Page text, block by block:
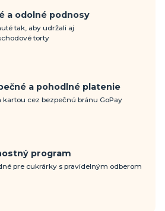
a odolné podnosy
tak, aby udržali aj
torty
a pohodlné platenie
kartou cez bezpečnú bránu GoPay
program
pre cukrárky s pravidelným odberom